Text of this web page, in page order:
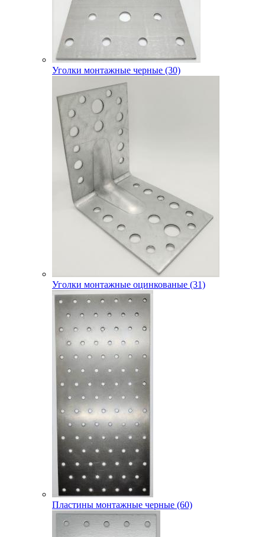
Уголки монтажные черные (30)
Уголки монтажные оцинкованые (31)
Пластины монтажные черные (60)